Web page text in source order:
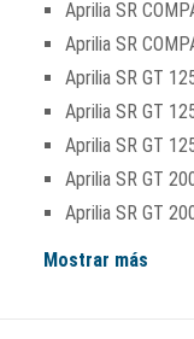
Aprilia SR
Aprilia SR
Aprilia SR GT
Aprilia SR GT
Aprilia SR GT
Aprilia SR GT
Aprilia SR GT
Mostrar más